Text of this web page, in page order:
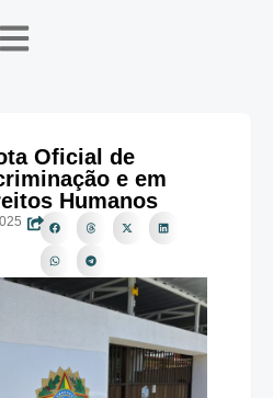
Oficial de
e em
Humanos